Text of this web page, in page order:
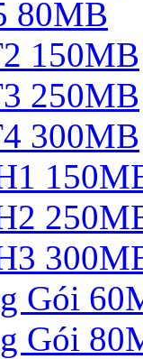
80MB
150MB
250MB
300MB
Gói
Gói